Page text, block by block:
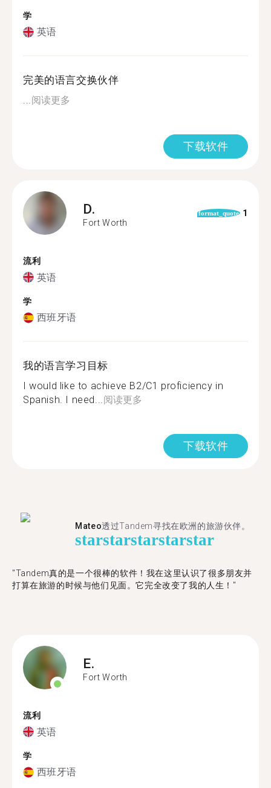
学
英语
完美的语言交换伙伴
...阅读更多
下载软件
D.
Fort Worth
format_quote 1
流利
英语
学
西班牙语
我的语言学习目标
I would like to achieve B2/C1 proficiency in
Spanish. I need...阅读更多
下载软件
Mateo透过Tandem寻找在欧洲的旅游伙伴。
starstarstarstarstar
"Tandem真的是一个很棒的软件！我在这里认识了很多朋友并
打算在旅游的时候与他们见面。它完全改变了我的人生！"
E.
Fort Worth
流利
英语
学
西班牙语